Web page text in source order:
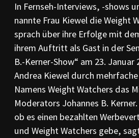
In Fernseh-Interviews, -shows
nannte Frau Kiewel die Weight
sprach über ihre Erfolge mit
ihrem Auftritt als Gast in der
B.-Kerner-Show“ am 23. Januar
Andrea Kiewel durch
Namens Weight Watchers das
Moderators Johannes B.
ob es einen bezahlten
und Weight Watchers gebe,